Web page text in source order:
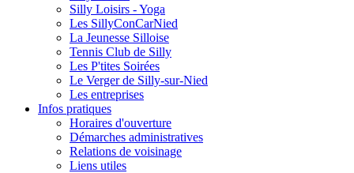
Silly Loisirs - Yoga
Les SillyConCarNied
La Jeunesse Silloise
Tennis Club de Silly
Les P'tites Soirées
Le Verger de Silly-sur-Nied
Les entreprises
Infos pratiques
Horaires d'ouverture
Démarches administratives
Relations de voisinage
Liens utiles